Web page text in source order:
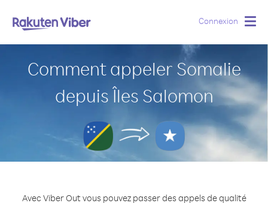
Connexion
Comment appeler Somalie
depuis Îles Salomon
Avec Viber Out vous pouvez passer des appels de qualité